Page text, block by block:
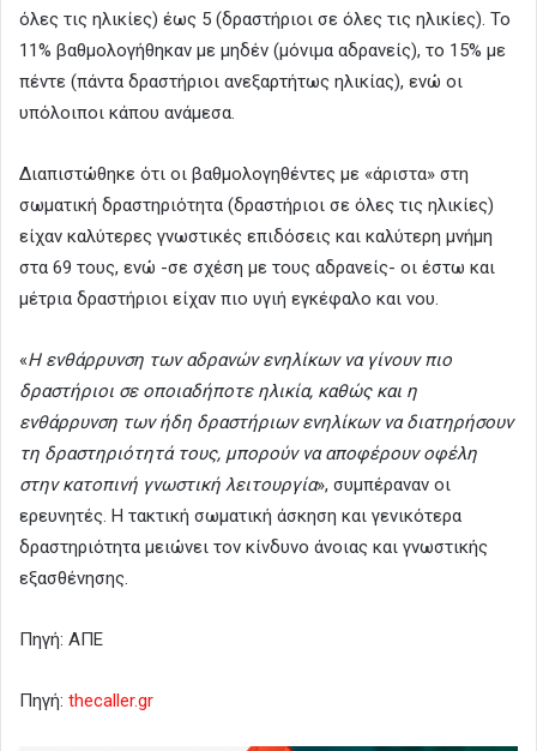
όλες τις ηλικίες) έως 5 (δραστήριοι σε όλες τις ηλικίες). Το
11% βαθμολογήθηκαν με μηδέν (μόνιμα αδρανείς), το 15% με
πέντε (πάντα δραστήριοι ανεξαρτήτως ηλικίας), ενώ οι
υπόλοιποι κάπου ανάμεσα.
Διαπιστώθηκε ότι οι βαθμολογηθέντες με «άριστα» στη
σωματική δραστηριότητα (δραστήριοι σε όλες τις ηλικίες)
είχαν καλύτερες γνωστικές επιδόσεις και καλύτερη μνήμη
στα 69 τους, ενώ -σε σχέση με τους αδρανείς- οι έστω και
μέτρια δραστήριοι είχαν πιο υγιή εγκέφαλο και νου.
«Η ενθάρρυνση των αδρανών ενηλίκων να γίνουν πιο
δραστήριοι σε οποιαδήποτε ηλικία, καθώς και η
ενθάρρυνση των ήδη δραστήριων ενηλίκων να διατηρήσουν
τη δραστηριότητά τους, μπορούν να αποφέρουν οφέλη
στην κατοπινή γνωστική λειτουργία», συμπέραναν οι
ερευνητές. Η τακτική σωματική άσκηση και γενικότερα
δραστηριότητα μειώνει τον κίνδυνο άνοιας και γνωστικής
εξασθένησης.
Πηγή: AΠΕ
Πηγή: thecaller.gr